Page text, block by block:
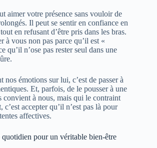
aimer votre présence sans vouloir de
Il peut se sentir en confiance en
en refusant d’être pris dans les bras.
à vous non pas parce qu’il est «
qu’il n’ose pas rester seul dans une
nos émotions sur lui, c’est de passer à
Et, parfois, de le pousser à une
convient à nous, mais qui le contraint
accepter qu’il n’est pas là pour
affectives.
pour un véritable bien-être